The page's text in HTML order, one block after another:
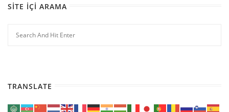
SITE İÇI ARAMA
TRANSLATE